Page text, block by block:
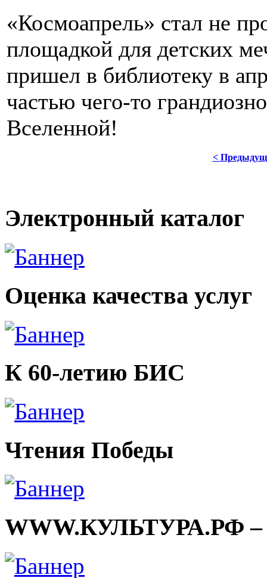
«Космоапрель» стал не
площадкой для детских
пришел в библиотеку в
частью чего-то
Вселенной!
<
Электронный каталог
Оценка качества услуг
К 60-летию БИС
Чтения Победы
WWW.КУЛЬТУРА.РФ –